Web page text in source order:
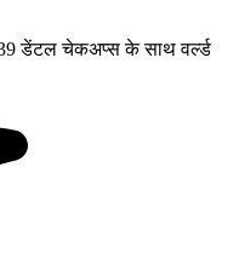
डेंटल चेकअप्स के साथ वर्ल्ड